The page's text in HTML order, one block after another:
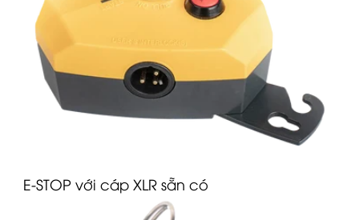
E-STOP với cáp XLRsẵn có